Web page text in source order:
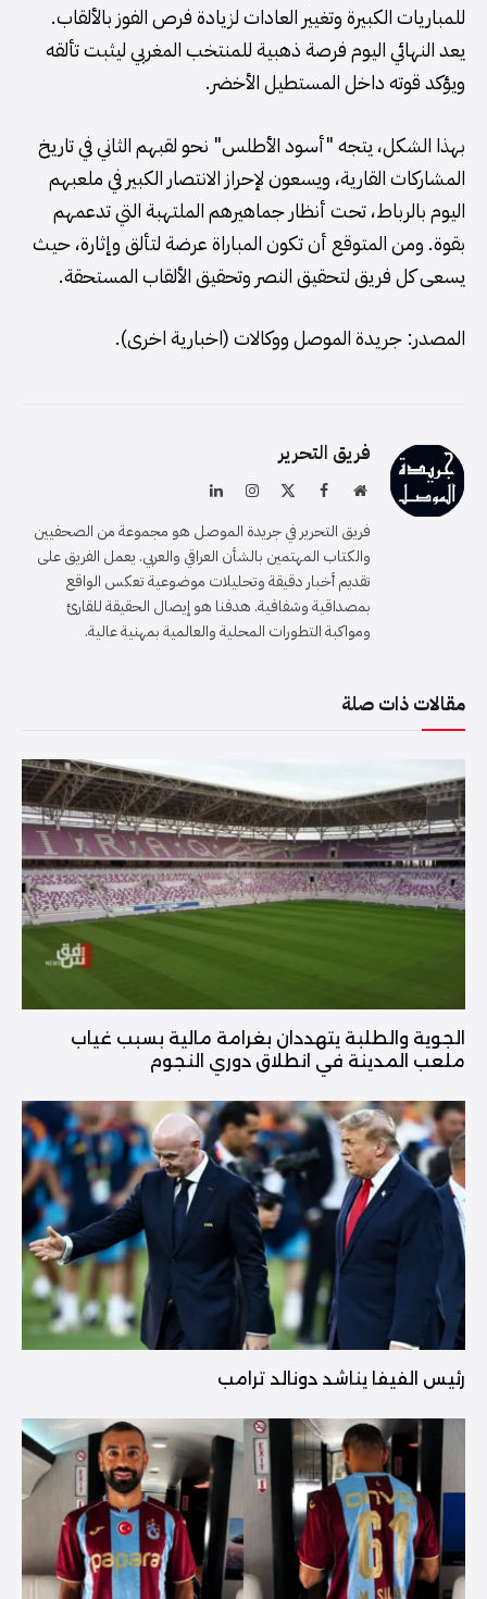
للمباريات الكبيرة وتغيير العادات لزيادة فرص الفوز بالألقاب.
يعد النهائي اليوم فرصة ذهبية للمنتخب المغربي ليثبت تألقه
ويؤكد قوته داخل المستطيل الأخضر.
بهذا الشكل، يتجه "أسود الأطلس" نحو لقبهم الثاني في تاريخ
المشاركات القارية، ويسعون لإحراز الانتصار الكبير في ملعبهم
اليوم بالرباط، تحت أنظار جماهيرهم الملتهبة التي تدعمهم
بقوة. ومن المتوقع أن تكون المباراة عرضة لتألق وإثارة، حيث
يسعى كل فريق لتحقيق النصر وتحقيق الألقاب المستحقة.
المصدر: جريدة الموصل ووكالات (اخبارية اخرى).
فريق التحرير
موقعفيسبوك الانستغرام
لينكدإن
فريق التحرير في جريدة الموصل هو مجموعة من الصحفيين
والكتاب المهتمين بالشأن العراقي والعربي. يعمل الفريق على
تقديم أخبار دقيقة وتحليلات موضوعية تعكس الواقع
بمصداقية وشفافية. هدفنا هو إيصال الحقيقة للقارئ
ومواكبة التطورات المحلية والعالمية بمهنية عالية.
مقالات ذات صلة
الجوية والطلبة يتهددان بغرامة مالية بسبب غياب
ملعب المدينة في انطلاق دوري النجوم
رئيس الفيفا يناشد دونالد ترامب